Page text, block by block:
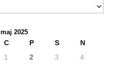
maj 2025
C P S
N
1
2 3
4